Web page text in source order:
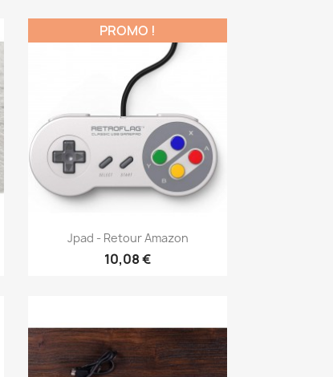
Aperçu rapide
Jpad - Retour Amazon
10,08 €
PROMO !